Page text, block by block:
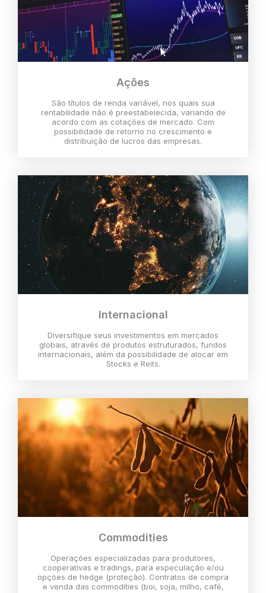
Ações
São títulos de renda variável, nos quais sua
rentabilidade não é preestabelecida, variando de
acordo com as cotações de mercado. Com
possibilidade de retorno no crescimento e
distribuição de lucros das empresas.
Internacional
Diversifique seus investimentos em mercados
globais, através de produtos estruturados, fundos
internacionais, além da possibilidade de alocar em
Stocks e Reits.
Commodities
Operações especializadas para produtores,
cooperativas e tradings, para especulação e/ou
opções de hedge (proteção). Contratos de compra
e venda das commodities (boi, soja, milho, café,